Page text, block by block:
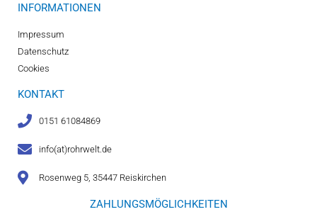
INFORMATIONEN
Impressum
Datenschutz
Cookies
KONTAKT
0151 61084869
info(at)rohrwelt.de
Rosenweg 5, 35447 Reiskirchen
ZAHLUNGSMÖGLICHKEITEN